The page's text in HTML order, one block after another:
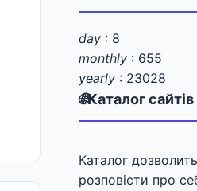
day : 8
monthly : 655
yearly : 23028
🌐Каталог
Каталог
розповісти про